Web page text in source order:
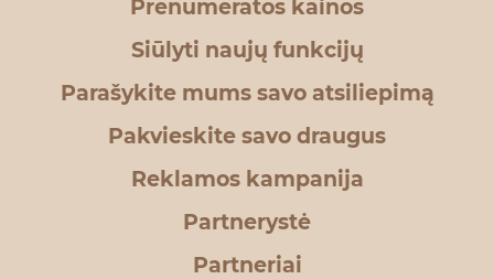
Prenumeratos kainos
Siūlyti naujų funkcijų
Parašykite mums savo atsiliepimą
Pakvieskite savo draugus
Reklamos kampanija
Partnerystė
Partneriai